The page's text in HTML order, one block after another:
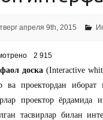
апреля 9th, 2015
2 915
доска(Interactive
ва проектордан
проектор
тасвирлар билан